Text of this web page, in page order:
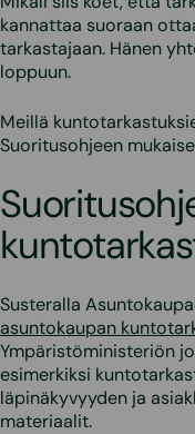
kannattaa suoraan
tarkastajaan. Hänen
loppuun.
Meillä
Suoritusohjeen
Susteralla
asuntokaupan
Ympäristöministeriön
esimerkiksi
läpinäkyvyyden ja
materiaalit.